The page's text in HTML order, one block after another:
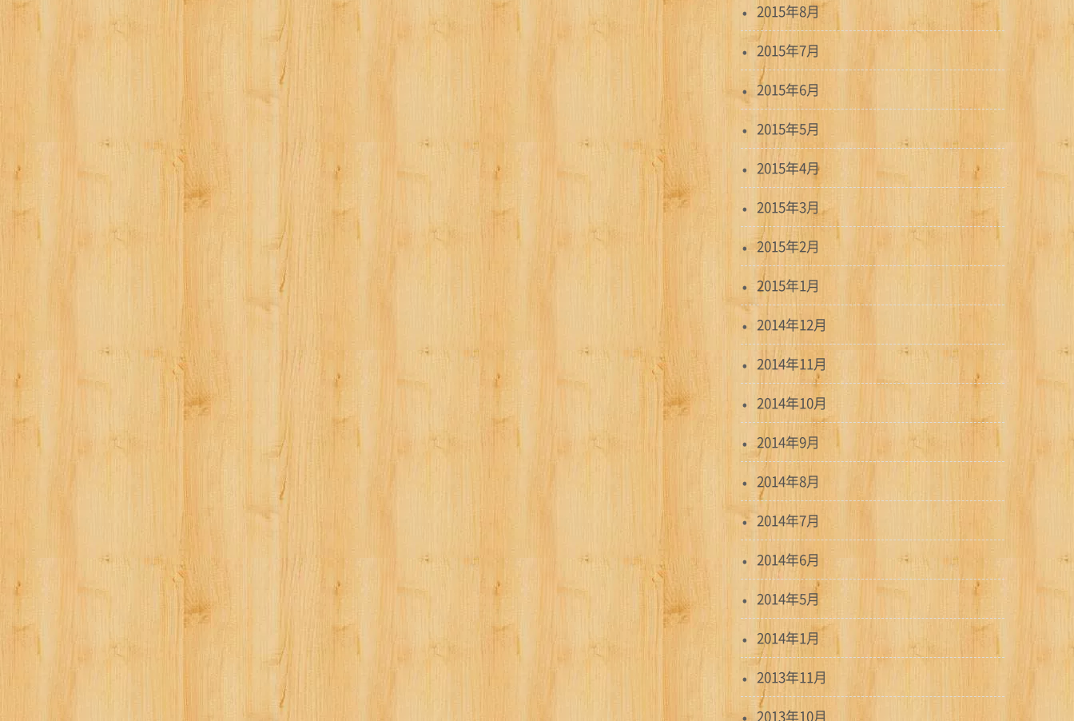
2015年8月
2015年7月
2015年6月
2015年5月
2015年4月
2015年3月
2015年2月
2015年1月
2014年12月
2014年11月
2014年10月
2014年9月
2014年8月
2014年7月
2014年6月
2014年5月
2014年1月
2013年11月
2013年10月